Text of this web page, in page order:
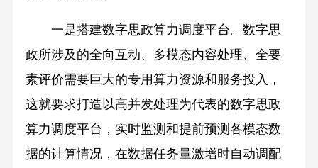
一是搭建数字思政算力调度平台。数字思
政所涉及的全向互动、多模态内容处理、全要
素评价需要巨大的专用算力资源和服务投入，
这就要求打造以高并发处理为代表的数字思政
算力调度平台，实时监测和提前预测各模态数
据的计算情况，在数据任务量激增时自动调配